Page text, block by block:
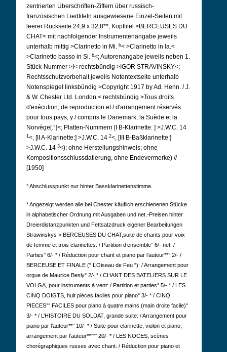
zentrierten Überschriften-Ziffern über russisch-
französischen Liedtiteln ausgewiesene Einzel-Seiten mit
leerer Rückseite 24,9 x 32,8**; Kopftitel >BERCEUSES DU
CHAT< mit nachfolgender Instrumentenangabe jeweils
unterhalb mittig >Clarinetto in Mi. b< >Clarinetto in la.<
>Clarinetto basso in Si. b<; Autorenangabe jeweils neben 1.
Stück-Nummer >I< rechtsbündig >IGOR STRAVINSKY<;
Rechtsschutzvorbehalt jeweils Notentextseite unterhalb
Notenspiegel linksbündig >Copyright 1917 by Ad. Henn. / J.
& W. Chester Ltd. London.< rechtsbündig >Tous droits
d'exécution, de reproduction et / d'arrangement réservés
pour tous pays, y / compris le Danemark, la Suède et la
Norvège[.°]<; Platten-Nummern [I B-Klarinette: ] >J.W.C. 14
1 <, [II A-Klarinette:] >J.W.C. 14 2<, [III B-Baßklarinette:]
>J.W.C. 14 3<); ohne Herstellungshinweis; ohne
Kompositionsschlussdatierung, ohne Endevermerke) //
[1950]
° Abschlusspunkt nur hinter Bassklarinettenstimme.
* Angezeigt werden alle bei Chester käuflich erschienenen Stücke
in alphabetischer Ordnung mit Ausgaben und net.-Preisen hinter
Dreierdistanzpunkten und Fettsatzdruck eigener Bearbeitungen
Strawinskys > BERCEUSES DU CHAT,suite de chants pour voix
de femme et trois clarinettes: / Partition d’ensemble° 6/- net. /
Parties° 6/- * / Réduction pour chant et piano par l’auteur**° 2/- /
BERCEUSE ET FINALE (“ L’Oiseau de Feu ”): / Arrangement pour
orgue de Maurice Besly° 2/- * / CHANT DES BATELIERS SUR LE
VOLGA, pour instruments à vent: / Partition et parties° 5/- * / LES
CINQ DOIGTS, huit pièces faciles pour piano° 3/- * / CINQ
PIECES°° FACILES pour piano à quatre mains (main droite facile)°
3/- * / L’HISTOIRE DU SOLDAT, grande suite: / Arrangement pour
piano par l’auteur**° 10/- * / Suite pour clarinette, violon et piano,
arrangement par l’auteur**°°° 20/- * / LES NOCES, scènes
chorégraphiques russes avec chant: / Réduction pour piano et